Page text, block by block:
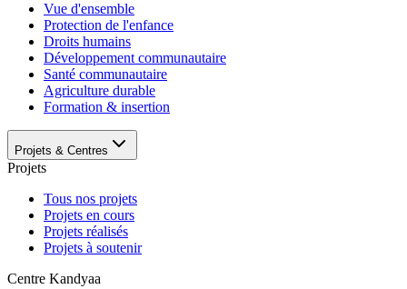
Vue d'ensemble
Protection de l'enfance
Droits humains
Développement communautaire
Santé communautaire
Agriculture durable
Formation & insertion
Projets & Centres
Projets
Tous nos projets
Projets en cours
Projets réalisés
Projets à soutenir
Centre Kandyaa